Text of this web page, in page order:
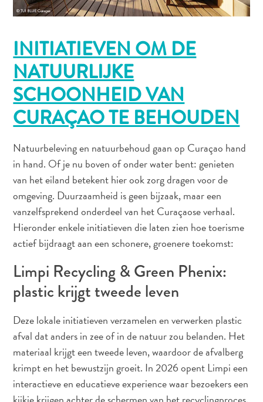
Waar
staat
Curaçao
bekend?
artist
you:
ontdek
je
liefde
voor
kunst
INITIATIEVEN OM DE
NATUURLIJKE
SCHOONHEID VAN
CURAÇAO TE BEHOUDEN
Natuurbeleving en natuurbehoud gaan op Curaçao hand
in hand. Of je nu boven of onder water bent: genieten
van het eiland betekent hier ook zorg dragen voor de
omgeving. Duurzaamheid is geen bijzaak, maar een
vanzelfsprekend onderdeel van het Curaçaose verhaal.
Hieronder enkele initiatieven die laten zien hoe toerisme
actief bijdraagt aan een schonere, groenere toekomst:
Limpi Recycling & Green Phenix:
plastic krijgt tweede leven
Deze lokale initiatieven verzamelen en verwerken plastic
afval dat anders in zee of in de natuur zou belanden. Het
materiaal krijgt een tweede leven, waardoor de afvalberg
krimpt en het bewustzijn groeit. In 2026 opent Limpi een
interactieve en educatieve experience waar bezoekers een